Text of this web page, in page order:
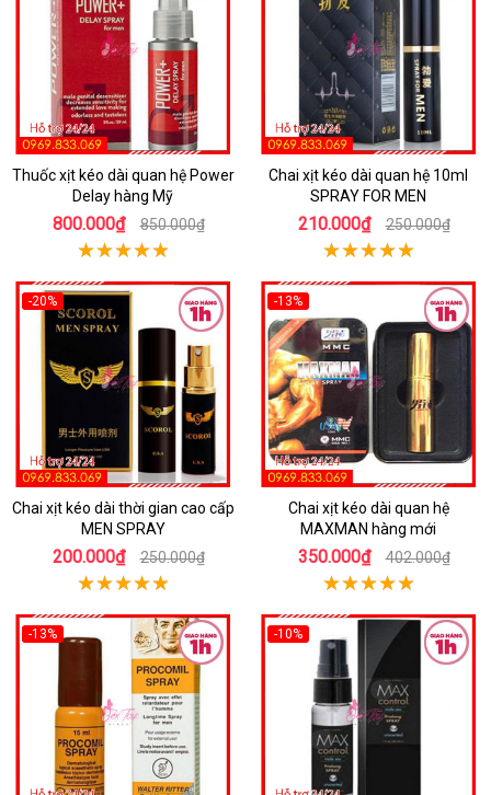
Thuốc xịt kéo dài quan hệ Power
Delay hàng Mỹ
800.000₫ 850.000₫
Chai xịt kéo dài quan hệ 10ml
SPRAY FOR MEN
210.000₫ 250.000₫
-20%
Chai xịt kéo dài thời gian cao cấp
MEN SPRAY
200.000₫ 250.000₫
-13%
Chai xịt kéo dài quan hệ
MAXMAN hàng mới
350.000₫ 402.000₫
-13% -10%